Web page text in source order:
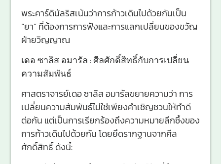
พระคาร์ดินัลริสเน้นว่าการก้าวเดินไปด้วยกันเป็น
“ยา” ที่ต้องการการฟังและการแลกเปลี่ยนของขวัญ
ฝ่ายวิญญาณ
เดอ ซาลิส อมารัล : ศีลศักดิ์สิทธิ์กับการเปลี่ยน
ความสัมพันธ์
ศาสตราจารย์เดอ ซาลิส อมารัลขยายความว่า การ
เปลี่ยนความสัมพันธ์ไม่ใช่เพียงคำเชิญชวนให้ทำดี
ต่อกัน แต่เป็นการเรียกร้องถึงความหมายลึกซึ้งของ
การก้าวเดินไปด้วยกัน โดยยึดรากฐานจากศีล
ศักดิ์สิทธิ์ ดังนี้: